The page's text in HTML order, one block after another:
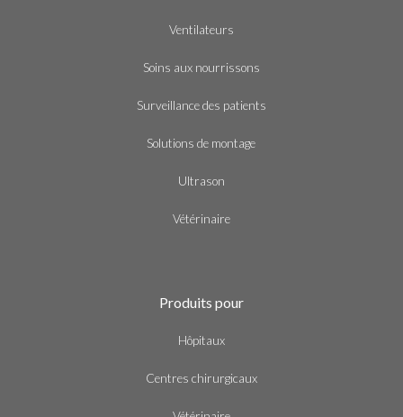
Ventilateurs
Soins aux nourrissons
Surveillance des patients
Solutions de montage
Ultrason
Vétérinaire
Produits pour
Hôpitaux
Centres chirurgicaux